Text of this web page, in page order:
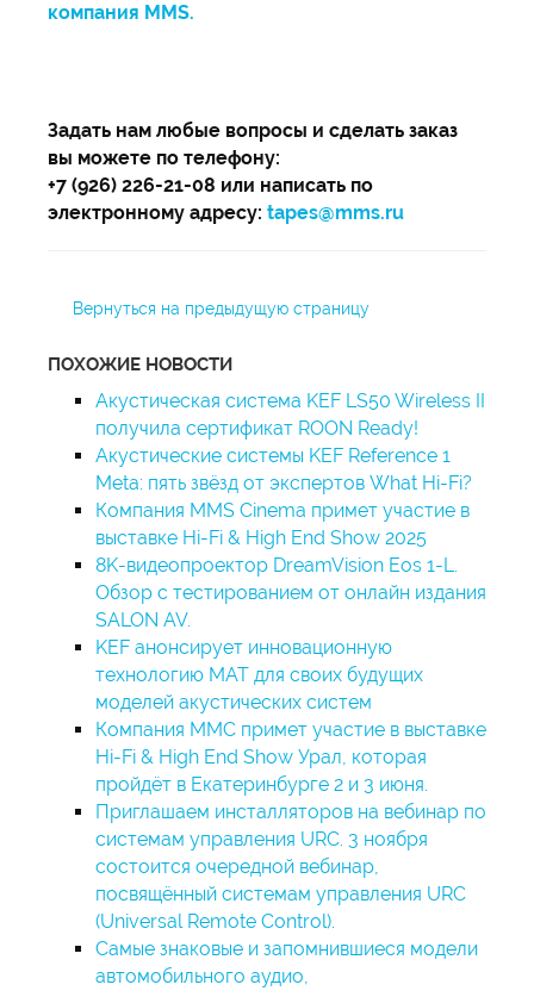
компания MMS.
Задать нам любые вопросы и сделать заказ
вы можете по телефону:
+7 (926) 226-21-08 или написать по
электронному адресу: tapes@mms.ru
Вернуться на предыдущую страницу
ПОХОЖИЕ НОВОСТИ
Акустическая система KEF LS50 Wireless II
получила сертификат ROON Ready!
Акустические системы KEF Reference 1
Meta: пять звёзд от экспертов What Hi-Fi?
Компания MMS Cinema примет участие в
выставке Hi-Fi & High End Show 2025
8K-видеопроектор DreamVision Eos 1-L.
Обзор с тестированием от онлайн издания
SALON AV.
KEF анонсирует инновационную
технологию MAT для своих будущих
моделей акустических систем
Компания ММС примет участие в выставке
Hi-Fi & High End Show Урал, которая
пройдёт в Екатеринбурге 2 и 3 июня.
Приглашаем инсталляторов на вебинар по
системам управления URC. 3 ноября
состоится очередной вебинар,
посвящённый системам управления URC
(Universal Remote Control).
Самые знаковые и запомнившиеся модели
автомобильного аудио,